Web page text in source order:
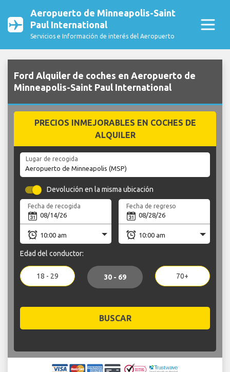
Aeropuerto de Minneapolis-Saint
Paul International
Servicios e Información de interés del Aeropuerto
Ford Alquiler de coches en Aeropuerto de
Minneapolis-Saint Paul International
PRECIOS INMEJORABLES EN COCHES DE
ALQUILER
Lugar de recogida
Devolución en la misma ubicación
Fecha de recogida Fecha de regreso
Edad del conductor:
18 - 29 30 - 69 70+
BUSCAR